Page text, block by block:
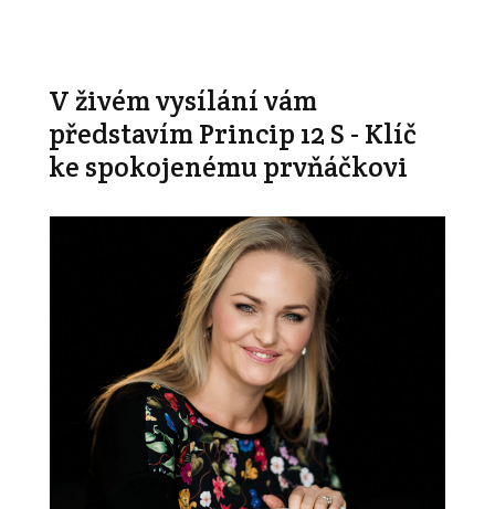
V živém vysílání vám
představím Princip 12 S - Klíč
ke spokojenému prvňáčkovi